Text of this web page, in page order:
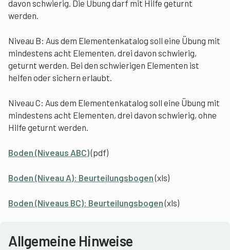
davon schwierig. Die Übung darf mit Hilfe geturnt
werden.
Niveau B: Aus dem Elementenkatalog soll eine Übung mit
mindestens acht Elementen, drei davon schwierig,
geturnt werden. Bei den schwierigen Elementen ist
helfen oder sichern erlaubt.
Niveau C: Aus dem Elementenkatalog soll eine Übung mit
mindestens acht Elementen, drei davon schwierig, ohne
Hilfe geturnt werden.
Boden (Niveaus ABC)(pdf)
Boden (Niveau A): Beurteilungsbogen(xls)
Boden (Niveaus BC): Beurteilungsbogen(xls)
Allgemeine Hinweise